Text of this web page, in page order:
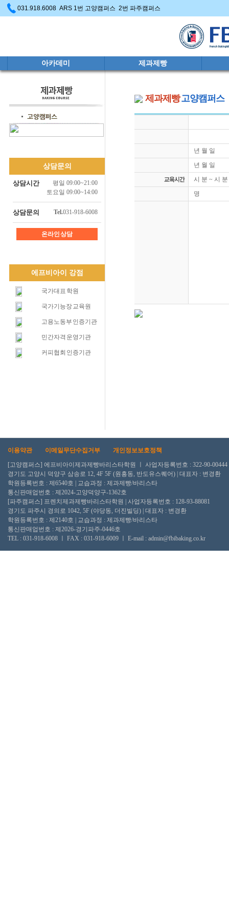
031.918.6008 ARS 1번 고양캠퍼스 2번 파주캠퍼스
아카데미 제과제빵
상담문의
상담시간
평일 09:00~21:00
토요일 09:00~14:00
상담문의 Tel.031-918-6008
온라인 상담
에프비아이 강점
국가대표 학원
국가기능장 교육원
고용노동부 인증기관
민간자격 운영기관
커피협회 인증기관
제과제빵고양캠퍼스
년 월 일
년 월 일
시 분 ~ 시 분
명
이용약관 이메일무단수집거부
개인정보보호정책
[고양캠퍼스] 에프비아이제과제빵바리스타학원 ㅣ 사업자등록번호 : 322-90-00444
경기도 고양시 덕양구 삼송로 12, 4F 5F (원흥동, 반도유스퀘어) | 대표자 : 변경환
학원등록번호 : 제6540호 | 교습과정 : 제과제빵/바리스타
통신판매업번호 : 제2024-고양덕양구-1362호
[파주캠퍼스] 프렌치제과제빵바리스타학원 | 사업자등록번호 : 128-93-88081
경기도 파주시 경의로 1042, 5F (야당동, 더진빌딩) | 대표자 : 변경환
학원등록번호 : 제2140호 | 교습과정 : 제과제빵/바리스타
통신판매업번호 : 제2026-경기파주-0446호
TEL : 031-918-6008 ㅣ FAX : 031-918-6009 ㅣ E-mail : admin@fbibaking.co.kr